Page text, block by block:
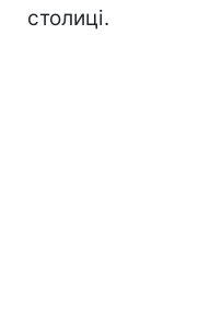
столиці.